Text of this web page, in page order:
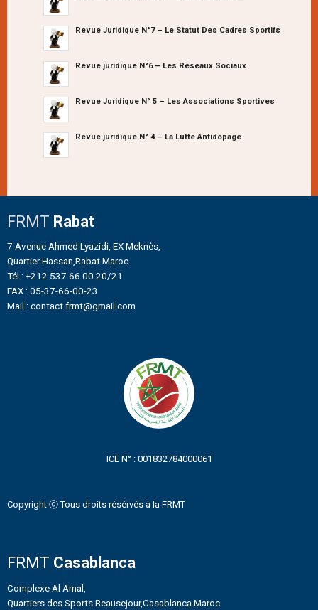
Revue Juridique N°7 – Le Statut Des Cadres Sportifs
Revue juridique N°6 – Les Réseaux Sociaux
Revue Juridique N° 5 – Les Associations Sportives
Revue juridique N° 4 – La Lutte Antidopage
FRMT Rabat
7 Avenue Ahmed Lyazidi, EX Meknès,
Quartier Hassan,Rabat Maroc.
Tél : +212 537 66 00 20/21
FAX : 05-37-66-00-23
Mail : contact.frmt@gmail.com
ICE N° : 001832784000061
Copyright ⓒ Tous droits résérvés à la FRMT
FRMT Casablanca
Complexe Al Amal,
Quartiers des Sports Beausejour,Casablanca Maroc.